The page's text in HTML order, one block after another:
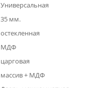
Универсальная
35 мм.
остекленная
МДФ
царговая
массив + МДФ